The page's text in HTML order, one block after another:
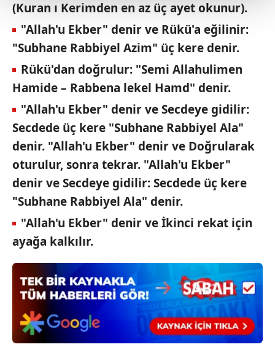
Her halükârda, kullanıcılar, bu çerezlere izin vermedikleri
gösterilmeyecektir."
Sizlere daha iyi bir hizmet sunabilmek için İnternet
kullanılmaktadır. Bu çerezler vasıtasıyla çeşitli kişisel
verileriniz işlenmekte olup gerekli olan çerezler bilgi
toplumu hizmetlerinin sunulması amacıyla
kullanılmaktadır. Diğer çerezler, sitemizin daha işlevsel
kılınması ve kişiselleştirilmesi ve sizlere yönelik
reklam/pazarlama faaliyetlerinin yapılması, amaçlarıyla
sınırlı olarak açık rızanız dahilinde kullanılacaktır.
Çerezlere ilişkin tercihlerinizi aşağıda yer alan panel
vasıtasıyla belirleyebilirsiniz. Çerezlere ilişkin detaylı bilgi
Metnimiziziyaret edebilirsiniz.
6698 sayılı Kişisel Verilerin Korunması Kanunu uyarınca
hazırlanmış Aydınlatma Metnimizi okumak ve sitemizde
ilgili mevzuata uygun olarak kullanılan çerezlerle ilgili bilgi
(Kuran ı Kerimden en az üç ayet okunur).
"Allah'u Ekber" denir ve Rükü'a eğilinir:
"Subhane Rabbiyel Azim" üç kere denir.
Rükü'dan doğrulur: "Semi Allahulimen
Hamide – Rabbena lekel Hamd" denir.
"Allah'u Ekber" denir ve Secdeye gidilir:
Secdede üç kere "Subhane Rabbiyel Ala"
denir. "Allah'u Ekber" denir ve Doğrularak
oturulur, sonra tekrar. "Allah'u Ekber"
denir ve Secdeye gidilir: Secdede üç kere
"Subhane Rabbiyel Ala" denir.
"Allah'u Ekber" denir ve İkinci rekat için
ayağa kalkılır.